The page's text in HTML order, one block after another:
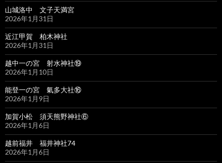
山城洛中 文子天満宮
2026年1月31日
近江甲賀 柏木神社
2026年1月31日
越中一の宮 射水神社⑲
2026年1月10日
能登一の宮 氣多大社⑯
2026年1月9日
加賀小松 須天熊野神社⑥
2026年1月6日
越前福井 福井神社74
2026年1月6日